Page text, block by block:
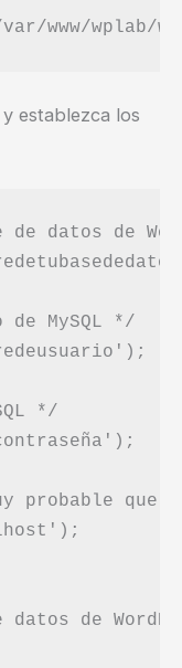
establezca los
datos de
MySQL */
*/
probable
de